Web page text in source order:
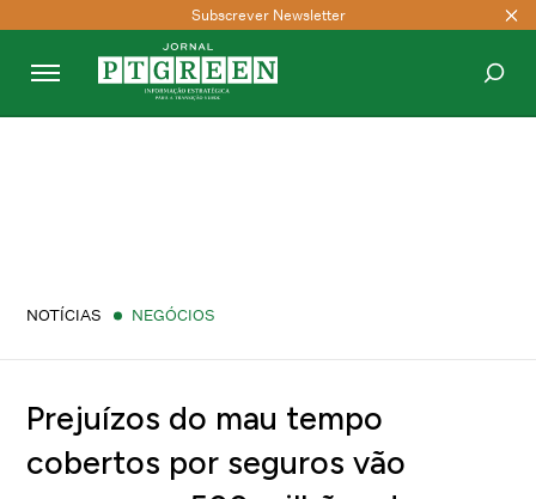
Subscrever Newsletter
NOTÍCIAS NEGÓCIOS
Prejuízos do mau tempo
cobertos por seguros vão